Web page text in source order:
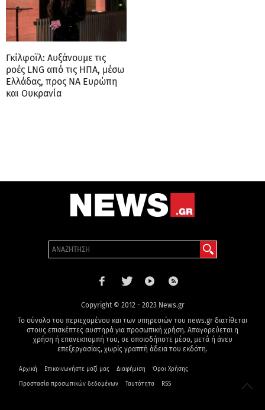
Γκίλφοϊλ: Αυξάνουμε τις
ροές LNG από τις ΗΠΑ, μέσω
Ελλάδας, προς ΝΑ Ευρώπη
και Ουκρανία
Copyright © 2012 - 2023 News.gr
Το σύνολο του περιεχομένου και των υπηρεσιών του news.gr διατίθεται
στους επισκέπτες αυστηρά για προσωπική χρήση. Απαγορεύεται η
χρήση ή επανεκπομπή του, σε οποιοδήποτε μέσο, μετά ή άνευ
επεξεργασίας, χωρίς γραπτή άδεια του εκδότη.
Αρχική Επικοινωνήστε μαζί μας Διαφήμιση Όροι Χρήσης
Προστασία προσωπικών δεδομένων Ταυτότητα RSS